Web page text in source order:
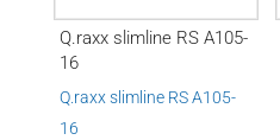
Q.raxx slimline RS A105-
16
Q.raxx slimline RS A105-
16